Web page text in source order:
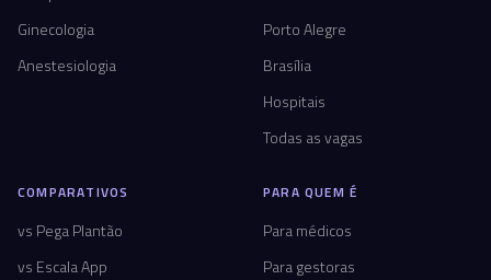
Ginecologia
Anestesiologia
Porto Alegre
Brasília
Hospitais
Todas as vagas
COMPARATIVOS
vs Pega Plantão
vs Escala App
PARA QUEM É
Para médicos
Para gestoras